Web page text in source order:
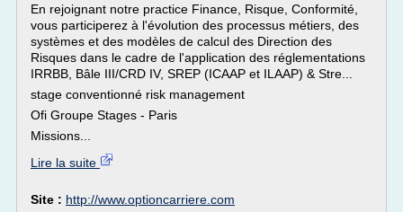
En rejoignant notre practice Finance, Risque, Conformité,
vous participerez à l'évolution des processus métiers, des
systèmes et des modèles de calcul des Direction des
Risques dans le cadre de l'application des réglementations
IRRBB, Bâle III/CRD IV, SREP (ICAAP et ILAAP) & Stre...
stage conventionné risk management
Ofi Groupe Stages - Paris
Missions...
Lire la suite
Site : http://www.optioncarriere.com